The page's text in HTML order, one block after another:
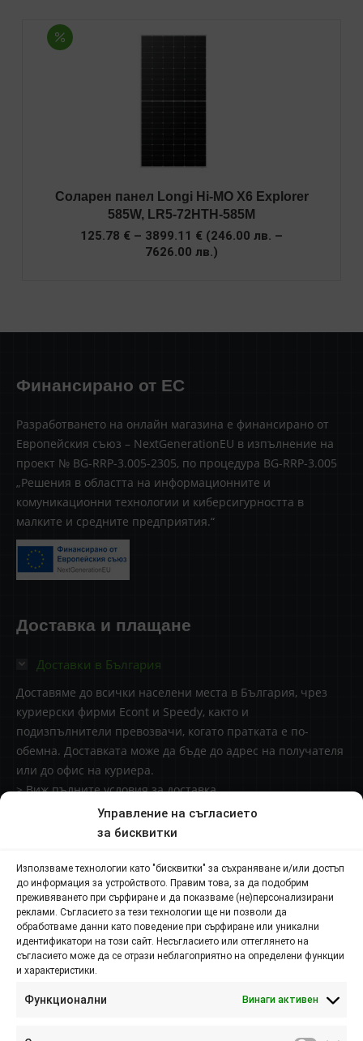
Управление на съгласието
за бисквитки
Използваме технологии като "бисквитки" за съхраняване и/или достъп
до информация за устройството. Правим това, за да подобрим
преживяването при сърфиране и да показваме (не)персонализирани
реклами. Съгласието за тези технологии ще ни позволи да
обработваме данни като поведение при сърфиране или уникални
идентификатори на този сайт. Несъгласието или оттеглянето на
съгласието може да се отрази неблагоприятно на определени функции
и характеристики.
Функционални Винаги активен
Соларен панел Longi Hi-MO X6 Explorer
585W, LR5-72HTH-585M
125.78 € – 3899.11 € Price
range:
(246.00 лв. –
7626.00 лв.)
Финансирано от ЕС
Разработването на онлайн магазина е финансирано от
Европейския съюз – NextGenerationEU в изпълнение на
проект № BG-RRP-3.005-2305, по процедура BG-RRP-3.005
„Решения в областта на информационните и
комуникационни технологии и киберсигурността в
малките и средните предприятия.“
Доставка и плащане
Доставки в България
Доставяме до всички населени места в България, чрез
куриерски фирми Econt и Speedy, както и
подизпълнители превозвачи, когато пратката е по-
обемна. Доставката може да бъде до адрес на получателя
или до офис на куриера.
> Виж пълните условия за доставка
Доставки извън България
Контакти
Пловдив п.к. 4000,
ул. Брезовско шосе №145
088 807 8538